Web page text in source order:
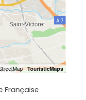
Française